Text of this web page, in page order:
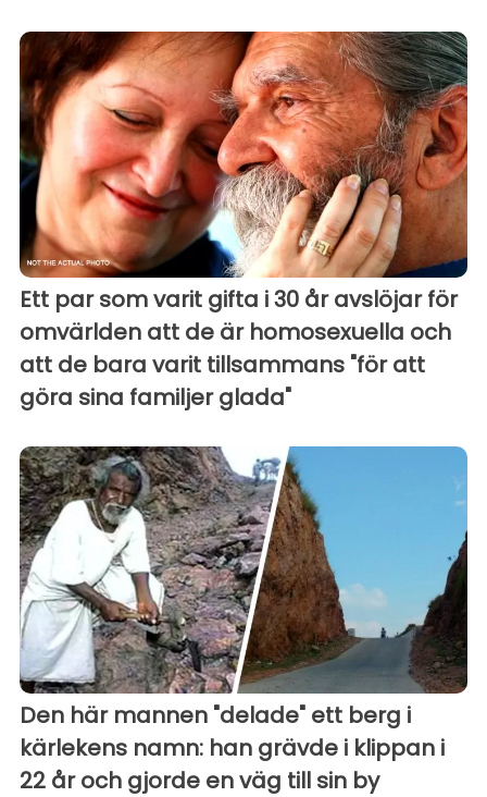
Ett par som varit gifta i 30 år avslöjar för
omvärlden att de är homosexuella och
att de bara varit tillsammans "för att
göra sina familjer glada"
Den här mannen "delade" ett berg i
kärlekens namn: han grävde i klippan i
22 år och gjorde en väg till sin by